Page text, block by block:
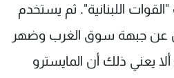
اللبنانية". ثم يستخدم
عن جبهة سوق الغرب وضهر
يعني ذلك أن المايسترو